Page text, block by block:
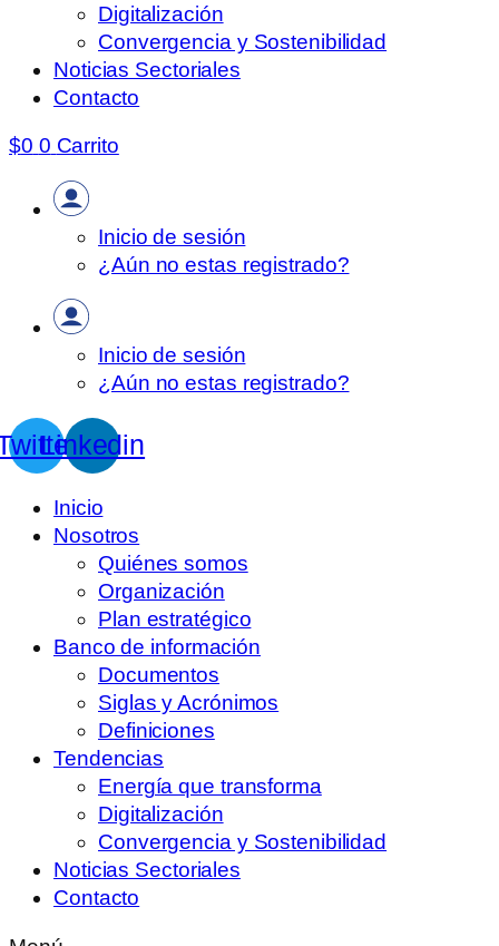
Digitalización
Convergencia y Sostenibilidad
Noticias Sectoriales
Contacto
$0 0 Carrito
Inicio de sesión
¿Aún no estas registrado?
Inicio de sesión
¿Aún no estas registrado?
Linkedin
Inicio
Nosotros
Quiénes somos
Organización
Plan estratégico
Banco de información
Documentos
Siglas y Acrónimos
Definiciones
Tendencias
Energía que transforma
Digitalización
Convergencia y Sostenibilidad
Noticias Sectoriales
Contacto